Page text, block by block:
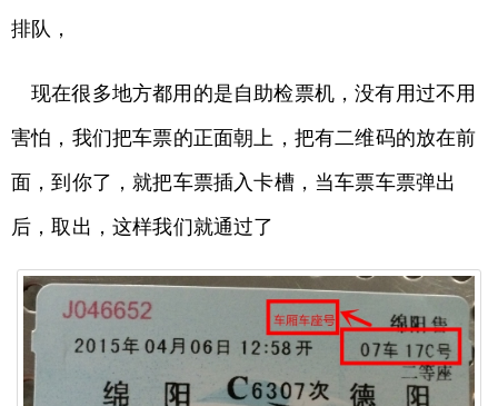
排队，
现在很多地方都用的是自助检票机，没有用过不用
害怕，我们把车票的正面朝上，把有二维码的放在前
面，到你了，就把车票插入卡槽，当车票车票弹出
后，取出，这样我们就通过了